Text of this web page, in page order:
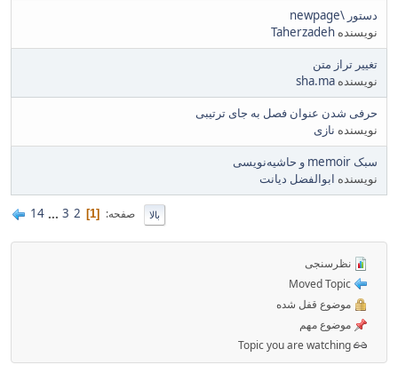
دستور \newpage
نویسنده Taherzadeh
تغییر تراز متن
نویسنده sha.ma
حرفی شدن عنوان فصل به جای ترتیبی
نویسنده نازی
سبک memoir و حاشیه‌نویسی
نویسنده ابوالفضل دیانت
بالا صفحه 1
2
3
...
14
نظرسنجی
موضوع قفل شده
موضوع مهم